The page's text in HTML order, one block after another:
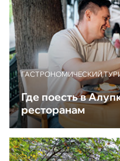
ГАСТРОНОМИЧЕСКИЙ
Где поесть в
ресторанам